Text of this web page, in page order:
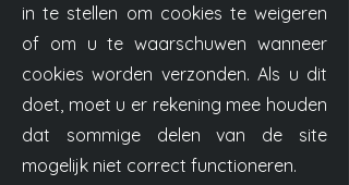
in te stellen om cookies te weigeren
of om u te waarschuwen wanneer
cookies worden verzonden. Als u dit
doet, moet u er rekening mee houden
dat sommige delen van de site
mogelijk niet correct functioneren.